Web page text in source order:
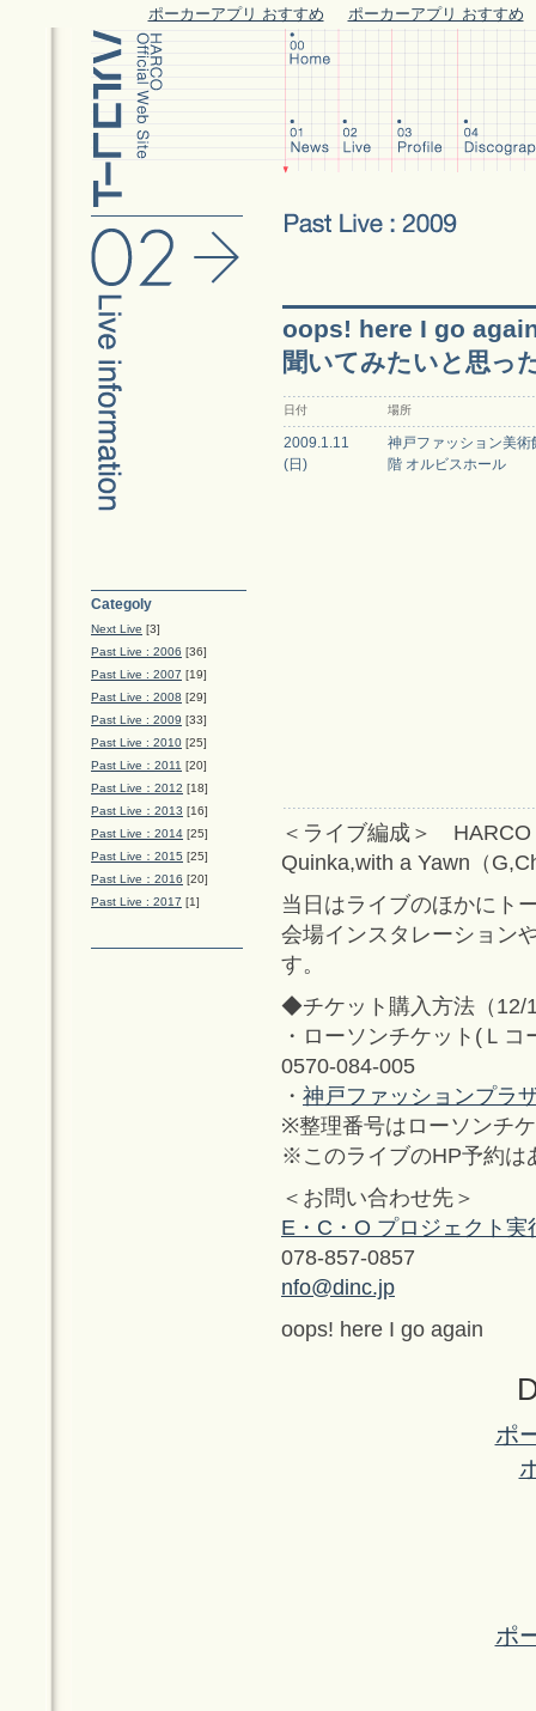
ポーカーアプリ おすすめ ポーカーアプリ おすすめ
Categoly
Next Live [3]
Past Live : 2006 [36]
Past Live : 2007 [19]
Past Live : 2008 [29]
Past Live : 2009 [33]
Past Live : 2010 [25]
Past Live：2011 [20]
Past Live：2012 [18]
Past Live：2013 [16]
Past Live：2014 [25]
Past Live：2015 [25]
Past Live：2016 [20]
Past Live : 2017 [1]
oops! here I go
聞いてみたいと思っ
日付 場所
2009.1.11
(日)
神戸ファッション美術
階 オルビスホール
＜ライブ編成＞
Quinka,with a Yawn（
当日はライブのほかにト
会場インスタレーション
す。
◆チケット購入方法（12/
・ローソンチケット(Ｌ
0570-084-005
・ 神戸ファッションプラ
※整理番号はローソンチ
※このライブのHP予約は
＜お問い合わせ先＞
E・C・O プロジェクト
078-857-0857
nfo@dinc.jp
oops! here I go again
ポ
ポ